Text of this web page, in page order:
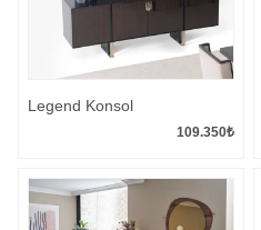
Legend Konsol
109.350₺